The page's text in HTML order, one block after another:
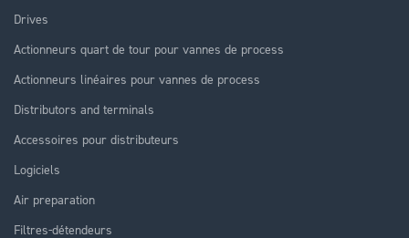
Drives
Actionneurs quart de tour pour vannes de process
Actionneurs linéaires pour vannes de process
Distributors and terminals
Accessoires pour distributeurs
Logiciels
Air preparation
Filtres-détendeurs